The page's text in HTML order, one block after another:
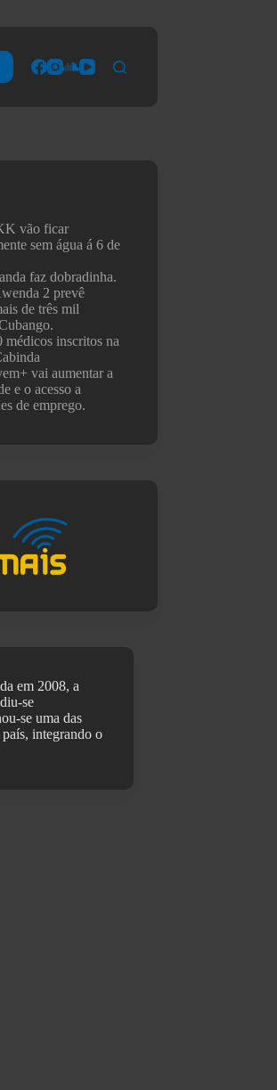
vão ficar
sem água á 6 de
faz dobradinha.
2 prevê
de três mil
médicos inscritos na
vai aumentar a
e o acesso a
de emprego.
em 2008, a
se
se uma das
integrando o